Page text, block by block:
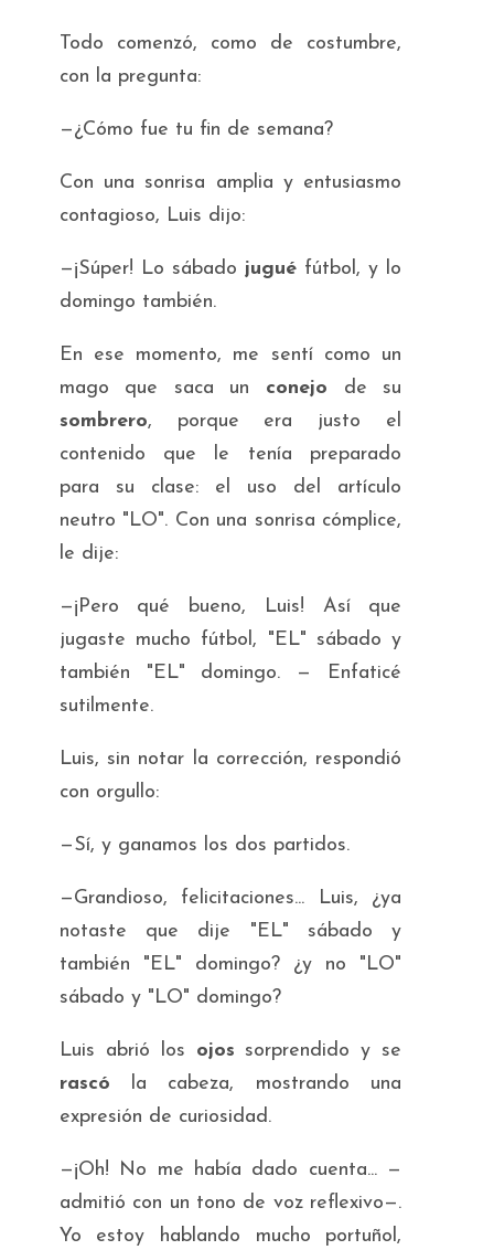
Todo comenzó, como de costumbre,
con la pregunta:
—¿Cómo fue tu fin de semana?
Con una sonrisa amplia y entusiasmo
contagioso, Luis dijo:
—¡Súper! Lo sábado jugué fútbol, y lo
domingo también.
En ese momento, me sentí como un
mago que saca un conejo de su
sombrero, porque era justo el
contenido que le tenía preparado
para su clase: el uso del artículo
neutro "LO". Con una sonrisa cómplice,
le dije:
—¡Pero qué bueno, Luis! Así que
jugaste mucho fútbol, "EL" sábado y
también "EL" domingo. — Enfaticé
sutilmente.
Luis, sin notar la corrección, respondió
con orgullo:
—Sí, y ganamos los dos partidos.
—Grandioso, felicitaciones... Luis, ¿ya
notaste que dije "EL" sábado y
también "EL" domingo? ¿y no "LO"
sábado y "LO" domingo?
Luis abrió los ojos sorprendido y se
rascó la cabeza, mostrando una
expresión de curiosidad.
—¡Oh! No me había dado cuenta... —
admitió con un tono de voz reflexivo—.
Yo estoy hablando mucho portuñol,